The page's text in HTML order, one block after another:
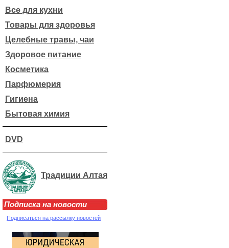
Все для кухни
Товары для здоровья
Целебные травы, чаи
Здоровое питание
Косметика
Парфюмерия
Гигиена
Бытовая химия
DVD
Традиции Алтая
Подписка на новости
Подписаться на рассылку новостей